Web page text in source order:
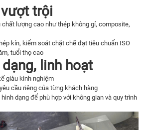
trội
lượng cao như thép không gỉ, composite,
kín, kiểm soát chặt chẽ đạt tiêu chuẩn ISO
tuổi thọ cao
linh hoạt
giàu kinh nghiệm
cầu riêng của từng khách hàng
dạng để phù hợp với không gian và quy trình